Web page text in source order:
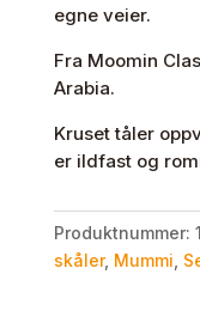
egne veier.
Fra Moomin
Arabia.
Kruset tåler
er ildfast og
Produktnummer:
skåler, Mummi